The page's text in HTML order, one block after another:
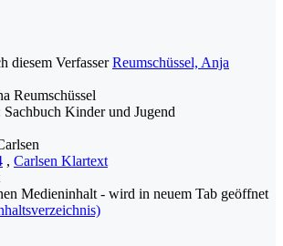
diesem Verfasser Reumschüssel, Anja
Reumschüssel
Sachbuch Kinder und Jugend
, Carlsen Klartext
Medieninhalt - wird in neuem Tab geöffnet